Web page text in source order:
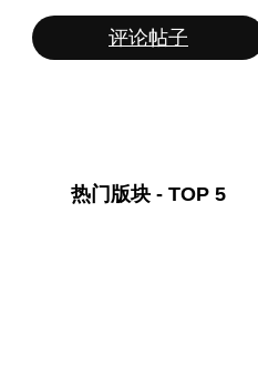
评论帖子
热门版块 - TOP 5